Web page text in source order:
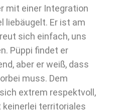
mit einer Integration
liebäugelt. Er ist am
sich einfach, uns
Püppi findet er
aber er weiß, dass
muss. Dem
extrem respektvoll,
territoriales